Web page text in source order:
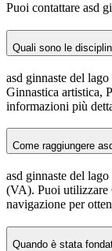
Puoi contattare asd
Quali sono le
asd ginnaste del
Ginnastica artistica,
informazioni più
Come raggiungere
asd ginnaste del
(VA). Puoi utilizzare
navigazione per
Quando è stata